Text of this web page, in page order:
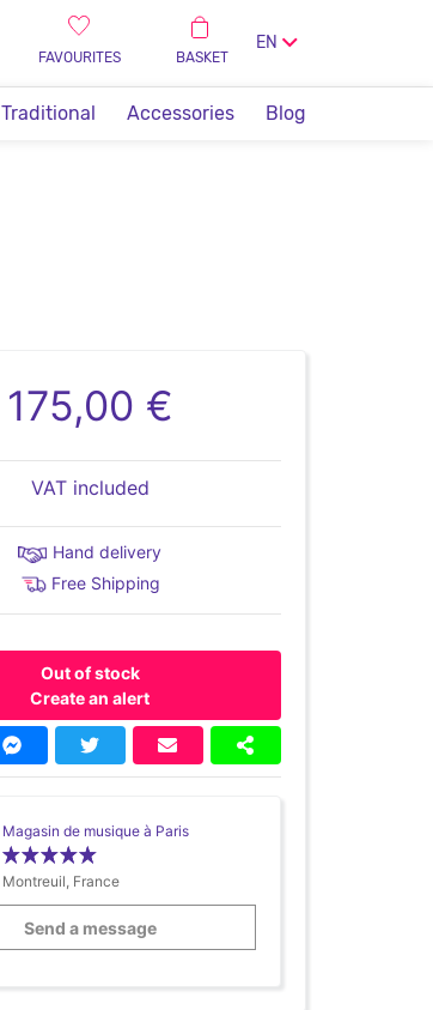
FAVOURITES BASKET
EN
Traditional Accessories Blog
175,00 €
VAT included
Hand delivery
Free Shipping
Out of stock
Create an alert
Magasin de musique à Paris
Montreuil, France
Send a message